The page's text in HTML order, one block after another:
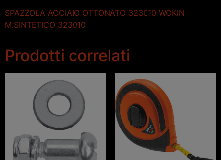
SPAZZOLA ACCIAIO OTTONATO 323010 WOKIN
M.SINTETICO 323010
Prodotti correlati